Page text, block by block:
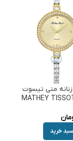
متی تیسوت
MATHEY
خرید